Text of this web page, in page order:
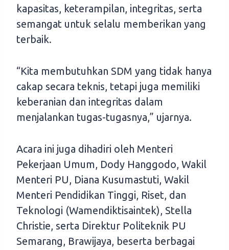
kapasitas, keterampilan, integritas, serta
semangat untuk selalu memberikan yang
terbaik.
“Kita membutuhkan SDM yang tidak hanya
cakap secara teknis, tetapi juga memiliki
keberanian dan integritas dalam
menjalankan tugas-tugasnya,” ujarnya.
Acara ini juga dihadiri oleh Menteri
Pekerjaan Umum, Dody Hanggodo, Wakil
Menteri PU, Diana Kusumastuti, Wakil
Menteri Pendidikan Tinggi, Riset, dan
Teknologi (Wamendiktisaintek), Stella
Christie, serta Direktur Politeknik PU
Semarang, Brawijaya, beserta berbagai